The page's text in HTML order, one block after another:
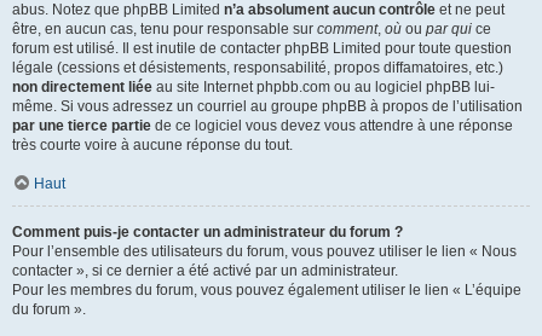
abus. Notez que phpBB Limited n’a absolument aucun contrôle et ne peut
être, en aucun cas, tenu pour responsable sur comment, où ou par qui ce
forum est utilisé. Il est inutile de contacter phpBB Limited pour toute question
légale (cessions et désistements, responsabilité, propos diffamatoires, etc.)
non directement liée au site Internet phpbb.com ou au logiciel phpBB lui-
même. Si vous adressez un courriel au groupe phpBB à propos de l’utilisation
par une tierce partie de ce logiciel vous devez vous attendre à une réponse
très courte voire à aucune réponse du tout.
Haut
Comment puis-je contacter un administrateur du forum ?
Pour l’ensemble des utilisateurs du forum, vous pouvez utiliser le lien « Nous
contacter », si ce dernier a été activé par un administrateur.
Pour les membres du forum, vous pouvez également utiliser le lien « L’équipe
du forum ».